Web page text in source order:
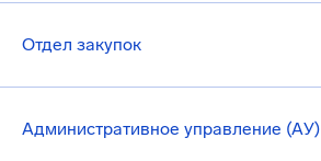
Отдел закупок
Административное управление (АУ)